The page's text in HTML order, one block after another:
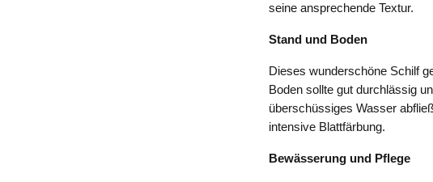
seine ansprechende Textur.
Stand und Boden
Dieses wunderschöne Schilf
Boden sollte gut durchlässig
überschüssiges Wasser
intensive Blattfärbung.
Bewässerung und Pflege